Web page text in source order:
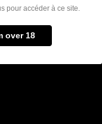
pour accéder à ce site.
over 18